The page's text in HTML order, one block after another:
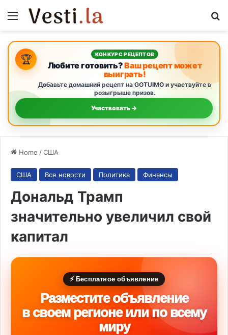
Menu
🏆 КОНКУРС РЕЦЕПТОВ
Любите готовить?Ваш рецепт может
выиграть!
Добавьте домашний рецепт на GOTUIMO и участвуйте в
розыгрыше призов.
Участвовать →
Home /США
США Все новости Политика Финансы
Дональд Трамп
значительно увеличил свой
капитал
⚡ Бесплатное объявление
Разместите объявление
в своем регионе или по всему
миру